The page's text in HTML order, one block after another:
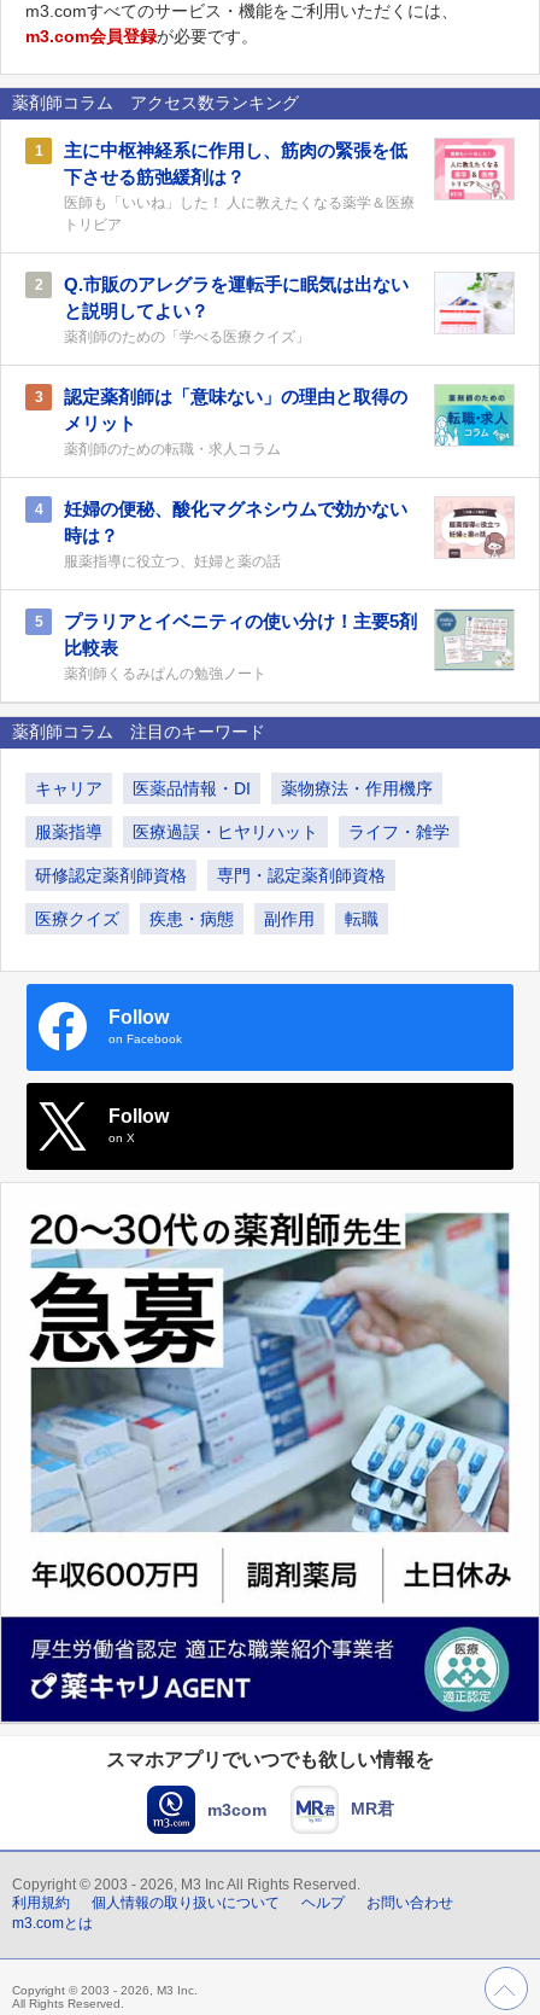
m3.comすべてのサービス・機能をご利用いただくには、
m3.com会員登録が必要です。
薬剤師コラム アクセス数ランキング
1
主に中枢神経系に作用し、筋肉の緊張を低
下させる筋弛緩剤は？
医師も「いいね」した！ 人に教えたくなる薬学＆医療
トリビア
2
Q.市販のアレグラを運転手に眠気は出ない
と説明してよい？
薬剤師のための「学べる医療クイズ」
3
認定薬剤師は「意味ない」の理由と取得の
メリット
薬剤師のための転職・求人コラム
4
妊婦の便秘、酸化マグネシウムで効かない
時は？
服薬指導に役立つ、妊婦と薬の話
5
プラリアとイベニティの使い分け！主要5剤
比較表
薬剤師くるみぱんの勉強ノート
薬剤師コラム 注目のキーワード
キャリア 医薬品情報・DI 薬物療法・作用機序
服薬指導 医療過誤・ヒヤリハット ライフ・雑学
研修認定薬剤師資格 専門・認定薬剤師資格
医療クイズ 疾患・病態 副作用 転職
Follow
on Facebook
Follow
on X
スマホアプリでいつでも欲しい情報を
m3com MR君
Copyright © 2003 - 2026, M3 Inc All Rights Reserved.
利用規約
個人情報の取り扱いについて ヘルプ
お問い合わせ
m3.comとは
Copyright © 2003 - 2026, M3 Inc.
All Rights Reserved.